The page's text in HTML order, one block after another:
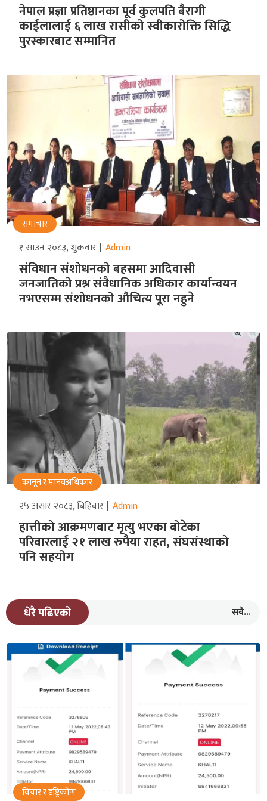
नेपाल प्रज्ञा प्रतिष्ठानका पूर्व कुलपति बैरागी
काईलालाई ६ लाख रासीको स्वीकारोक्ति सिद्धि
पुरस्कारबाट सम्मानित
समाचार
१ साउन २०८३, शुक्रवार Admin
संविधान संशोधनको बहसमा आदिवासी
जनजातिको प्रश्न संवैधानिक अधिकार कार्यान्वयन
नभएसम्म संशोधनको औचित्य पूरा नहुने
कानून र मानवअधिकार
२५ असार २०८३, बिहिवार Admin
हात्तीको आक्रमणबाट मृत्यु भएका बोटेका
परिवारलाई २१ लाख रुपैया राहत, संघसंस्थाको
पनि सहयोग
धेरै पढिएको सबै...
विचार र दृष्ट्रिकोण